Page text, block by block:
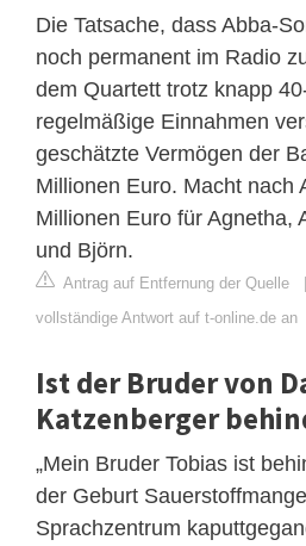
Die Tatsache, dass Abba-
noch permanent im Radio
dem Quartett trotz knapp
regelmäßige Einnahmen
geschätzte Vermögen der
Millionen Euro. Macht nach
Millionen Euro für Agnetha,
und Björn.
Antrag auf Entfernung der Quelle
vollständige Antwort auf t-online.de an
Ist der Bruder von
Katzenberger
„Mein Bruder Tobias ist
der Geburt
Sprachzentrum